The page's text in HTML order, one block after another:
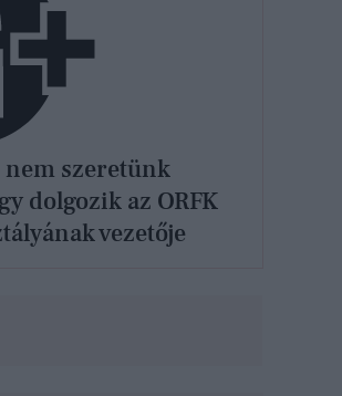
nem szeretünk
dolgozik az ORFK
vezetője